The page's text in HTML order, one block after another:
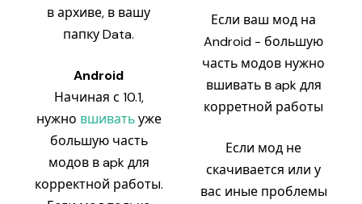
в архиве, в вашу
папку Data.
Android
Начиная с 10.1,
нужно вшиватьуже
большую часть
модов в apk для
корректной работы.
Если ваш мод на
Android - большую
часть модов нужно
вшивать в apk для
корретной работы
Если мод не
скачивается или у
вас иные проблемы